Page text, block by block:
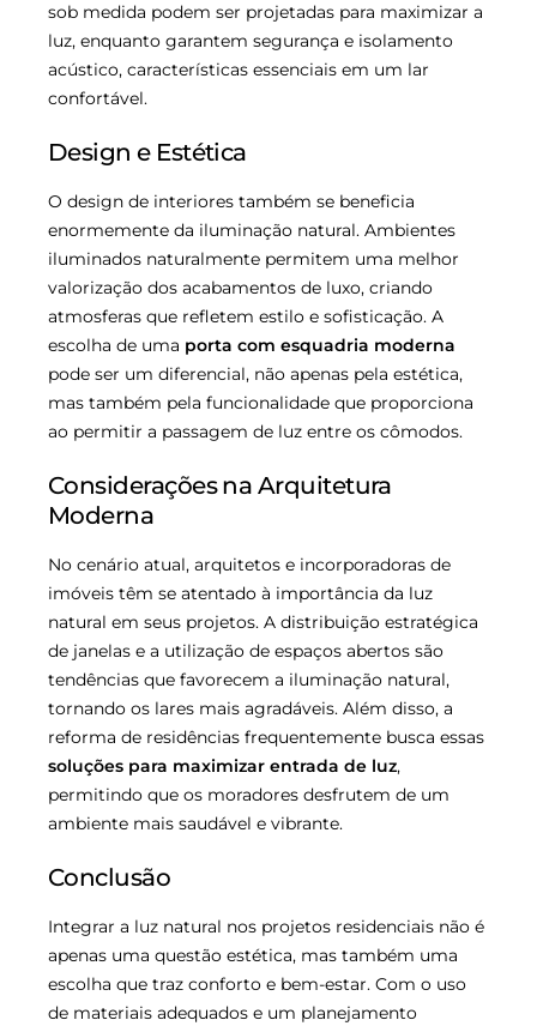
sob medida podem ser projetadas para maximizar a
luz, enquanto garantem segurança e isolamento
acústico, características essenciais em um lar
confortável.
Design e Estética
O design de interiores também se beneficia
enormemente da iluminação natural. Ambientes
iluminados naturalmente permitem uma melhor
valorização dos acabamentos de luxo, criando
atmosferas que refletem estilo e sofisticação. A
escolha de uma porta com esquadria moderna
pode ser um diferencial, não apenas pela estética,
mas também pela funcionalidade que proporciona
ao permitir a passagem de luz entre os cômodos.
Considerações na Arquitetura
Moderna
No cenário atual, arquitetos e incorporadoras de
imóveis têm se atentado à importância da luz
natural em seus projetos. A distribuição estratégica
de janelas e a utilização de espaços abertos são
tendências que favorecem a iluminação natural,
tornando os lares mais agradáveis. Além disso, a
reforma de residências frequentemente busca essas
soluções para maximizar entrada de luz,
permitindo que os moradores desfrutem de um
ambiente mais saudável e vibrante.
Conclusão
Integrar a luz natural nos projetos residenciais não é
apenas uma questão estética, mas também uma
escolha que traz conforto e bem-estar. Com o uso
de materiais adequados e um planejamento